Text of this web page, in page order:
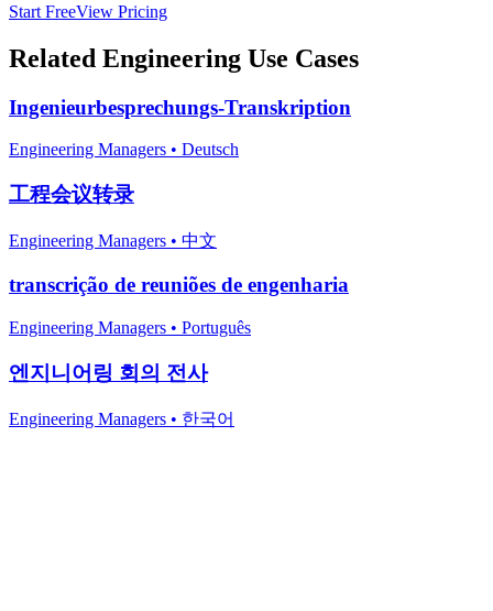
Start FreeView Pricing
Related Engineering Use Cases
Ingenieurbesprechungs-Transkription
Engineering Managers • Deutsch
工程会议转录
Engineering Managers • 中文
transcrição de reuniões de engenharia
Engineering Managers • Português
엔지니어링 회의 전사
Engineering Managers • 한국어